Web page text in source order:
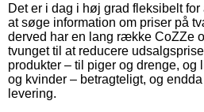
Det er i dag i høj grad fleksibelt
at søge information om priser på
derved har en lang række CoZZe
tvunget til at reducere
produkter – til piger og drenge,
og kvinder – betragteligt, og
levering.